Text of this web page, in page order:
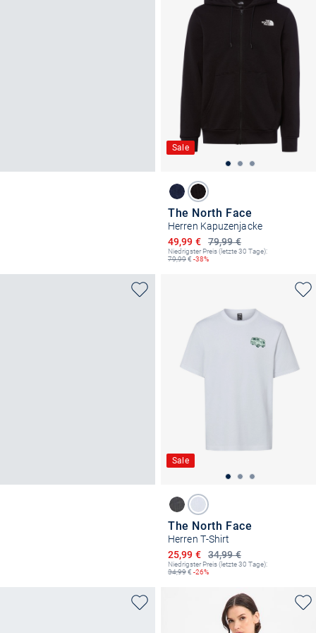
Sale
The North Face
Herren Kapuzenjacke
79,99 €
Ermäßigter Preis
49,99 €
Niedrigster Preis (letzte 30 Tage):
79,99€ -38%
Sale
The North Face
Herren T-Shirt
34,99 €
Ermäßigter Preis
25,99 €
Niedrigster Preis (letzte 30 Tage):
34,99€ -26%